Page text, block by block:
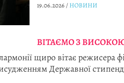
19.06.2026 / НОВИНИ
ВІТАЄМО З
щиро вітає режисера
Державної